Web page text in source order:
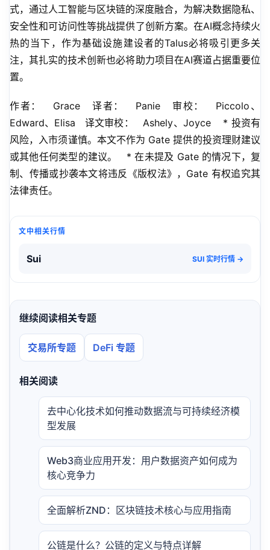
式，通过人工智能与区块链的深度融合，为解决数据隐私、
安全性和可访问性等挑战提供了创新方案。在AI概念持续火
热的当下，作为基础设施建设者的Talus必将吸引更多关
注，其扎实的技术创新也必将助力项目在AI赛道占据重要位
置。
作者：   Grace   译者：   Panie   审校：   Piccolo、
Edward、Elisa   译文审校：   Ashely、Joyce    * 投资有
风险，入市须谨慎。本文不作为 Gate 提供的投资理财建议
或其他任何类型的建议。   * 在未提及 Gate 的情况下，复
制、传播或抄袭本文将违反《版权法》，Gate 有权追究其
法律责任。
文中相关行情
Sui SUI 实时行情 →
继续阅读相关专题
交易所专题 DeFi 专题
相关阅读
去中心化技术如何推动数据流与可持续经济模
型发展
Web3商业应用开发：用户数据资产如何成为
核心竞争力
全面解析ZND：区块链技术核心与应用指南
公链是什么？公链的定义与特点详解